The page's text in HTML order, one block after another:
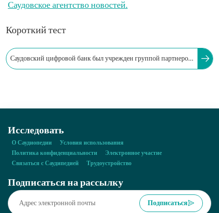
Саудовское агентство новостей.
Короткий тест
Саудовский цифровой банк был учрежден группой партнеров
Исследовать
О Саудиопедии
Условия использования
Политика конфиденциальности
Электронное участие
Связаться с Саудипедией
Трудоустройство
Подписаться на рассылку
Подписаться